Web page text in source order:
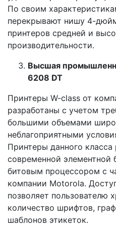
По своим
перекрывают нишу 4-
принтеров средней и
производительности.
Высшая
6208 DT
Принтеры W-class от
разработаны с учетом
большими объемами
неблагоприятными
Принтеры данного класса
современной
битовым процессором с
компании Motorola.
позволяет пользователю
количество шрифтов,
шаблонов этикеток.